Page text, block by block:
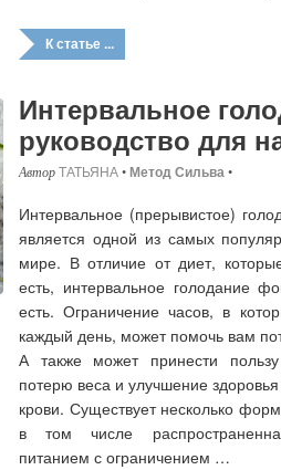
К статье ...
Интервальное
руководство для
ТАТЬЯНА•Метод Сильва•
Интервальное (прерывистое)
является одной из самых
мире. В отличие от диет,
есть, интервальное голодание
есть. Ограничение часов, в
каждый день, может помочь вам
А также может принести
потерю веса и улучшение
крови. Существует несколько
в том числе
питанием с ограничением …